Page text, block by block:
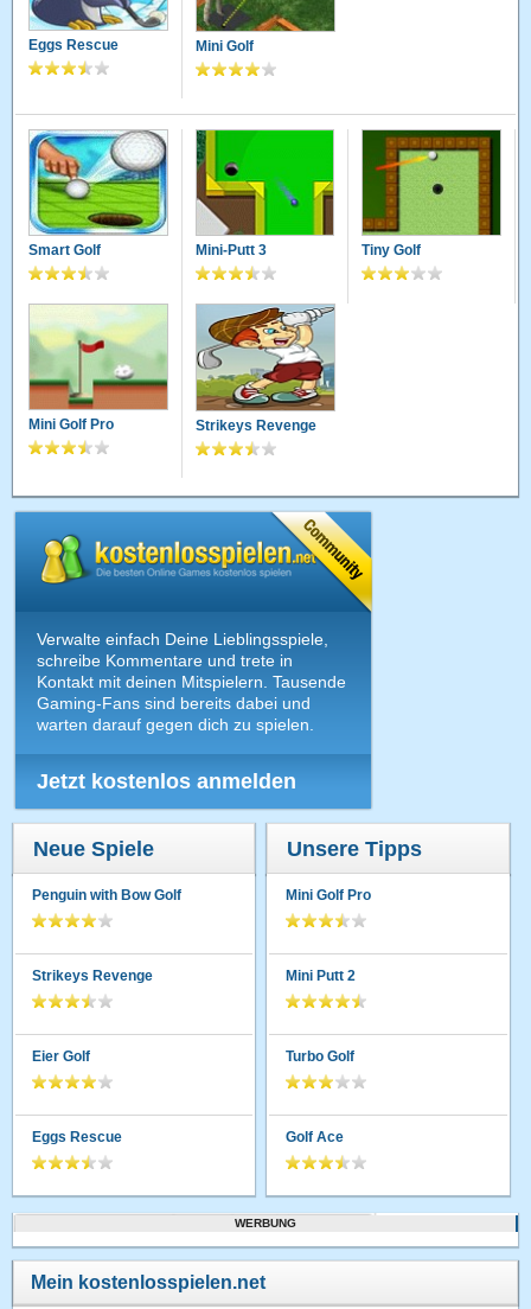
Eggs Rescue Mini Golf
Smart Golf Mini-Putt 3 Tiny Golf
Mini Golf Pro Strikeys Revenge
Verwalte einfach Deine Lieblingsspiele,
schreibe Kommentare und trete in
Kontakt mit deinen Mitspielern. Tausende
Gaming-Fans sind bereits dabei und
warten darauf gegen dich zu spielen.
Jetzt kostenlos anmelden
Neue Spiele
Penguin with Bow Golf
Strikeys Revenge
Eier Golf
Eggs Rescue
Unsere Tipps
Mini Golf Pro
Mini Putt 2
Turbo Golf
Golf Ace
WERBUNG
Mein kostenlosspielen.net